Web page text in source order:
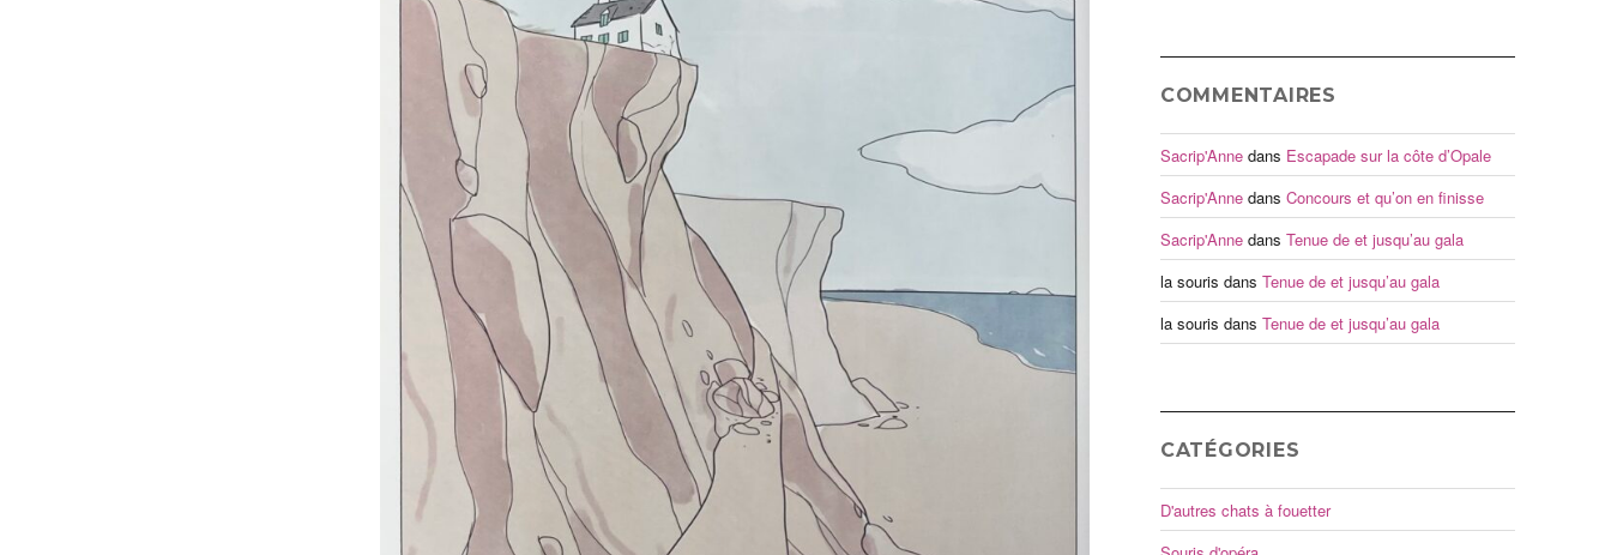
COMMENTAIRES
Sacrip'Annedans Escapade sur la côte d’Opale
Sacrip'Annedans Concours et qu’on en finisse
Sacrip'Annedans Tenue de et jusqu’au gala
la souris dans Tenue de et jusqu’au gala
la souris dans Tenue de et jusqu’au gala
CATÉGORIES
D'autres chats à fouetter